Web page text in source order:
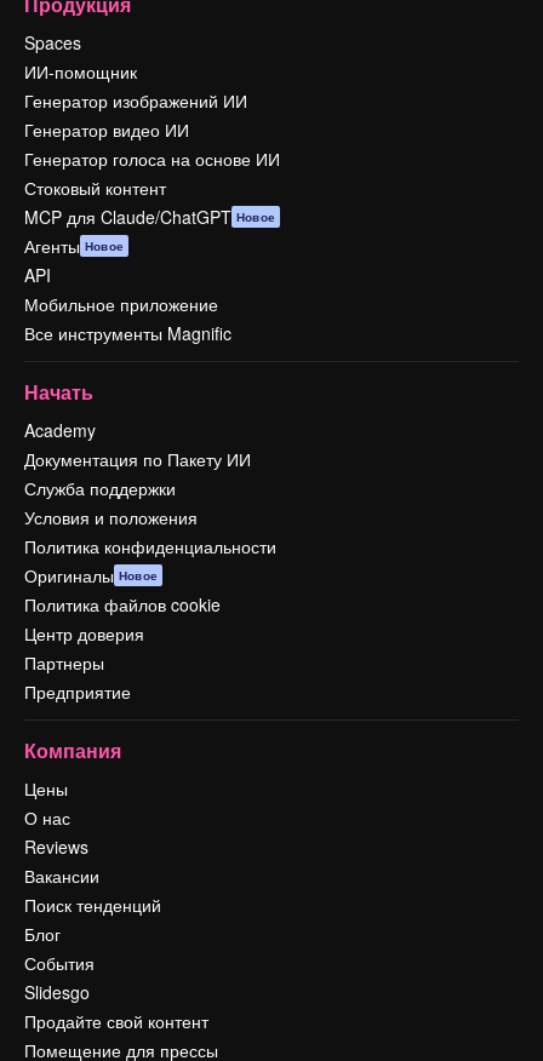
Spaces
ИИ-помощник
Генератор изображений ИИ
Генератор видео ИИ
Генератор голоса на основе ИИ
Стоковый контент
MCP для Claude/ChatGPT Новое
Агенты Новое
API
Мобильное приложение
Все инструменты Magnific
Начать
Academy
Документация по Пакету ИИ
Служба поддержки
Условия и положения
Политика конфиденциальности
Оригиналы Новое
Политика файлов cookie
Центр доверия
Партнеры
Предприятие
Компания
Цены
О нас
Reviews
Вакансии
Поиск тенденций
Блог
События
Slidesgo
Продайте свой контент
Помещение для прессы